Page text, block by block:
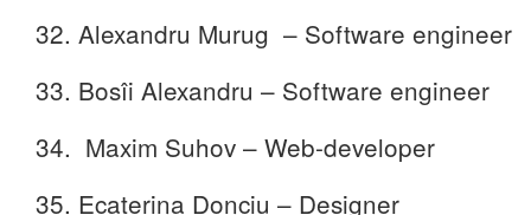
32. Alexandru Murug – Software engineer
33. Bosîi Alexandru – Software engineer
34. Maxim Suhov – Web-developer
35. Ecaterina Donciu – Designer